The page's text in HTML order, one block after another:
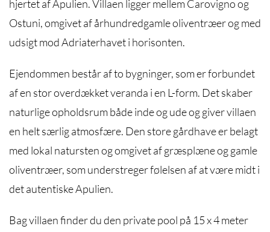
hjertet af Apulien. Villaen ligger mellem Carovigno og
Ostuni, omgivet af århundredgamle oliventræer og med
udsigt mod Adriaterhavet i horisonten.
Ejendommen består af to bygninger, som er forbundet
af en stor overdækket veranda i en L-form. Det skaber
naturlige opholdsrum både inde og ude og giver villaen
en helt særlig atmosfære. Den store gårdhave er belagt
med lokal natursten og omgivet af græsplæne og gamle
oliventræer, som understreger følelsen af at være midt i
det autentiske Apulien.
Bag villaen finder du den private pool på 15 x 4 meter